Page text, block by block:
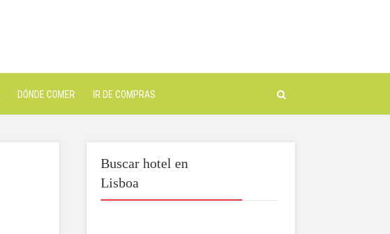
DÓNDE COMER IR DE COMPRAS
Buscar hotel en
Lisboa